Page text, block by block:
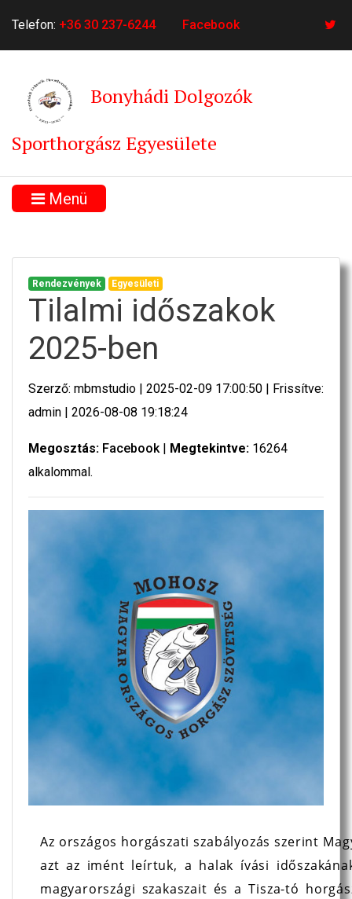
Telefon: +36 30 237-6244 Facebook
Bonyhádi Dolgozók
Sporthorgász Egyesülete
Menü
Rendezvények Egyesületi
Tilalmi időszakok
2025-ben
Szerző: mbmstudio | 2025-02-09 17:00:50 | Frissítve:
admin | 2026-08-08 19:18:24
Megosztás: Facebook| Megtekintve: 16264
alkalommal.
Az országos horgászati szabályozás szerint
azt az imént leírtuk, a halak ívási
magyarországi szakaszait és a Tisza-tó